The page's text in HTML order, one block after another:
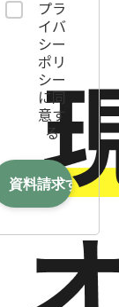
プラ
イバ
シー
ポリ
シー
に同
意す
る